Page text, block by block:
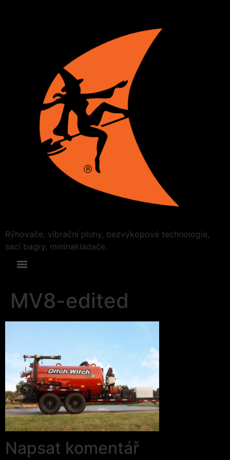
Rýhovače, vibrační pluhy, bezvýkopové technologie,
sací bagry, mininakladače.
MV8-edited
Napsat komentář